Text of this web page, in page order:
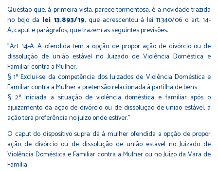
Questão que, à primeira vista, parece tormentosa, é a novidade trazida
no bojo da lei 13.893/19, que acrescentou à lei 11.340/06 o art. 14-
A, caput e parágrafos, que trazem as seguintes previsões:
"Art. 14-A. A ofendida tem a opção de propor ação de divórcio ou de
dissolução de união estável no Juizado de Violência Doméstica e
Familiar contra a Mulher.
§ 1º Exclui-se da competência dos Juizados de Violência Doméstica e
Familiar contra a Mulher a pretensão relacionada à partilha de bens.
§ 2º Iniciada a situação de violência doméstica e familiar após o
ajuizamento da ação de divórcio ou de dissolução de união estável, a
ação terá preferência no juízo onde estiver."
O caput do dispositivo supra dá à mulher ofendida a opção de propor
ação de divórcio ou de dissolução de união estável no Juizado de
Violência Doméstica e Familiar contra a Mulher ou no Juízo da Vara de
Família.